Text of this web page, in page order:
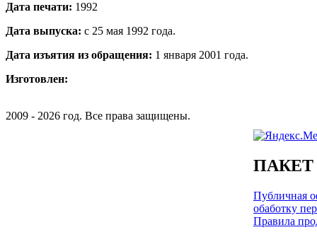
Дата печати: 1992
Дата выпуска: с 25 мая 1992 года.
Дата изъятия из обращения: 1 января 2001 года.
Изготовлен:
2009 - 2026 год. Все права защищены.
Публичная
обаботку
Правила